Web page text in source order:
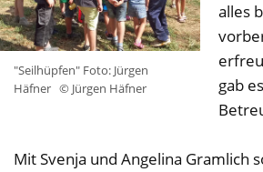
"Seilhüpfen" Foto: Jürgen
Häfner © Jürgen Häfner
alles
gab
Mit Svenja und Angelina Gramlich